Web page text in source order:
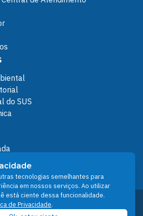
do SUS
by Storyset
Núcleo Técnico de Gestão de
- NTI
tecnologias semelhantes para
em nossos serviços. Ao utilizar
está ciente dessa funcionalidade.
de Privacidade.